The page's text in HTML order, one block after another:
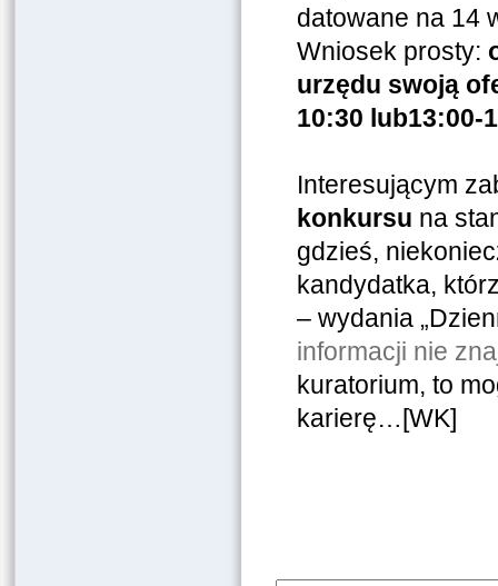
datowane na 14
Wniosek prosty:
urzędu swoją
10:30 lub13:00-
Interesującym
konkursu na
gdzieś,
kandydatka,
– wydania
informacji nie
kuratorium, to
karierę…[WK]